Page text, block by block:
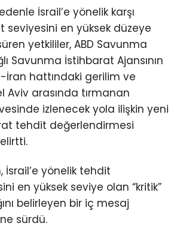
İsrail’e yönelik karşı
en yüksek düzeye
süren yetkililer, ABD Savunma
Savunma İstihbarat Ajansının
İran hattındaki gerilim ve
Aviv arasında tırmanan
izlenecek yola ilişkin yeni
tehdit değerlendirmesi
İsrail’e yönelik tehdit
en yüksek seviye olan “kritik”
belirleyen bir iç mesaj
sürdü.